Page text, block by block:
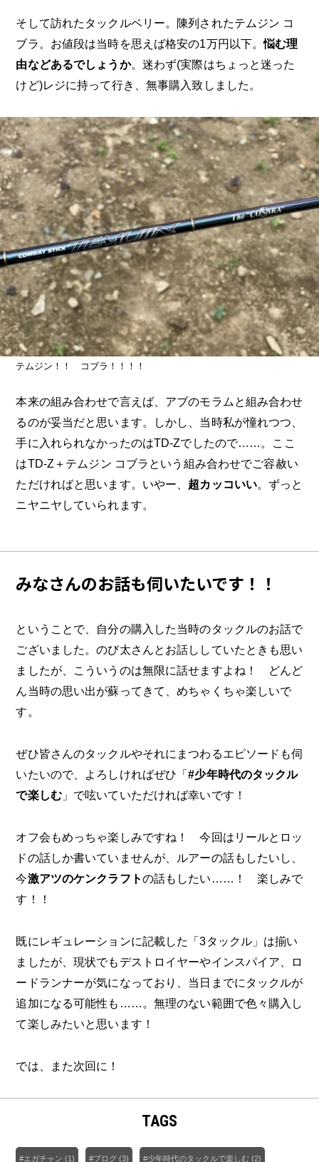
そして訪れたタックルベリー。陳列されたテムジン コ
ブラ。お値段は当時を思えば格安の1万円以下。悩む理
由などあるでしょうか。迷わず(実際はちょっと迷った
けど)レジに持って行き、無事購入致しました。
テムジン！！ コブラ！！！！
本来の組み合わせで言えば、アブのモラムと組み合わせ
るのが妥当だと思います。しかし、当時私が憧れつつ、
手に入れられなかったのはTD-Zでしたので……。ここ
はTD-Z＋テムジン コブラという組み合わせでご容赦い
ただければと思います。いやー、 超カッコいい。ずっと
ニヤニヤしていられます。
みなさんのお話も伺いたいです！！
ということで、自分の購入した当時のタックルのお話で
ございました。のび太さんとお話ししていたときも思い
ましたが、こういうのは無限に話せますよね！ どんど
ん当時の思い出が蘇ってきて、めちゃくちゃ楽しいで
す。
ぜひ皆さんのタックルやそれにまつわるエピソードも伺
いたいので、よろしければぜひ「#少年時代のタックル
で楽しむ」で呟いていただければ幸いです！
オフ会もめっちゃ楽しみですね！ 今回はリールとロッ
ドの話しか書いていませんが、ルアーの話もしたいし、
今激アツのケンクラフトの話もしたい……！ 楽しみで
す！！
既にレギュレーションに記載した「3タックル」は揃い
ましたが、現状でもデストロイヤーやインスパイア、ロ
ードランナーが気になっており、当日までにタックルが
追加になる可能性も……。無理のない範囲で色々購入し
て楽しみたいと思います！
では、また次回に！
TAGS
#エガチャン (1) #ブログ (3) #少年時代のタックルで楽しむ (2)